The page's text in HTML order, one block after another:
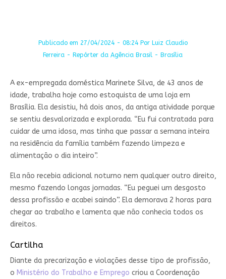
Publicado em 27/04/2024 - 08:24 Por Luiz Claudio
Ferreira - Repórter da Agência Brasil - Brasília
A ex-empregada doméstica Marinete Silva, de 43 anos de
idade, trabalha hoje como estoquista de uma loja em
Brasília. Ela desistiu, há dois anos, da antiga atividade porque
se sentiu desvalorizada e explorada. “Eu fui contratada para
cuidar de uma idosa, mas tinha que passar a semana inteira
na residência da família também fazendo limpeza e
alimentação o dia inteiro”.
Ela não recebia adicional noturno nem qualquer outro direito,
mesmo fazendo longas jornadas. “Eu peguei um desgosto
dessa profissão e acabei saindo”. Ela demorava 2 horas para
chegar ao trabalho e lamenta que não conhecia todos os
direitos.
Cartilha
Diante da precarização e violações desse tipo de profissão,
o Ministério do Trabalho e Emprego criou a Coordenação